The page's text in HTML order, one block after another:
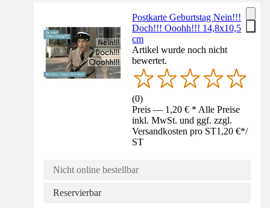
Postkarte Geburtstag Nein!!!
Doch!!! Ooohh!!! 14,8x10,5
cm
Artikel wurde noch nicht
bewertet.
(0)
Preis — 1,20 € * Alle Preise
inkl. MwSt. und ggf. zzgl.
Versandkosten pro ST1,20 €*/
ST
Nicht online bestellbar
Reservierbar